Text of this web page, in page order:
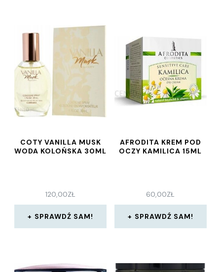
COTY VANILLA MUSK
WODA KOLOŃSKA 30ML
120,00ZŁ
SPRAWDŹ SAM!
AFRODITA KREM POD
OCZY KAMILICA 15ML
60,00ZŁ
SPRAWDŹ SAM!